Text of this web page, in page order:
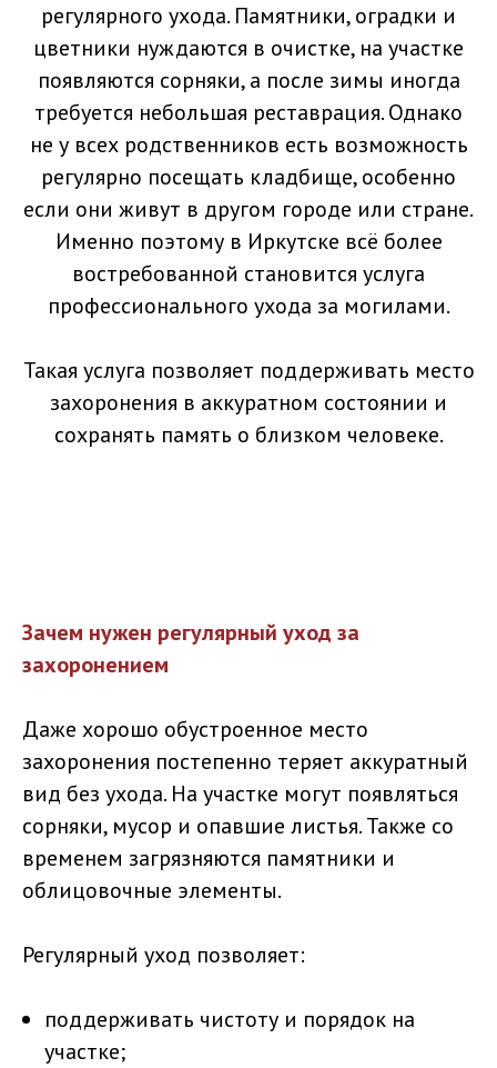
регулярного ухода. Памятники, оградки и
цветники нуждаются в очистке, на участке
появляются сорняки, а после зимы иногда
требуется небольшая реставрация. Однако
не у всех родственников есть возможность
регулярно посещать кладбище, особенно
если они живут в другом городе или стране.
Именно поэтому в Иркутске всё более
востребованной становится услуга
профессионального ухода за могилами.
Такая услуга позволяет поддерживать место
захоронения в аккуратном состоянии и
сохранять память о близком человеке.
Зачем нужен регулярный уход за
захоронением
Даже хорошо обустроенное место
захоронения постепенно теряет аккуратный
вид без ухода. На участке могут появляться
сорняки, мусор и опавшие листья. Также со
временем загрязняются памятники и
облицовочные элементы.
Регулярный уход позволяет:
поддерживать чистоту и порядок на
участке;